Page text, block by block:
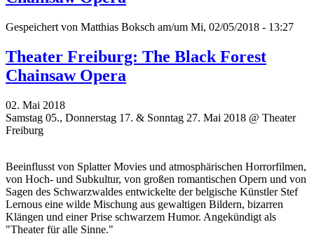
Gespeichert von Matthias Boksch am/um Mi, 02/05/2018 - 13:27
Theater Freiburg: The Black Forest
Chainsaw Opera
02. Mai 2018
Samstag 05., Donnerstag 17. & Sonntag 27. Mai 2018 @ Theater
Freiburg
Beeinflusst von Splatter Movies und atmosphärischen Horrorfilmen,
von Hoch- und Subkultur, von großen romantischen Opern und von
Sagen des Schwarzwaldes entwickelte der belgische Künstler Stef
Lernous eine wilde Mischung aus gewaltigen Bildern, bizarren
Klängen und einer Prise schwarzem Humor. Angekündigt als
"Theater für alle Sinne."